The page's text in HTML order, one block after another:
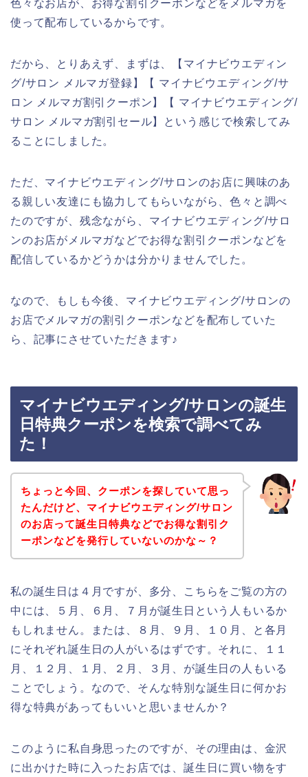
色々なお店が、お得な割引クーポンなどをメルマガを
使って配布しているからです。
だから、とりあえず、まずは、【マイナビウエディン
グ/サロン メルマガ登録】【 マイナビウエディング/サ
ロン メルマガ割引クーポン】【 マイナビウエディング/
サロン メルマガ割引セール】という感じで検索してみ
ることにしました。
ただ、マイナビウエディング/サロンのお店に興味のあ
る親しい友達にも協力してもらいながら、色々と調べ
たのですが、残念ながら、マイナビウエディング/サロ
ンのお店がメルマガなどでお得な割引クーポンなどを
配信しているかどうかは分かりませんでした。
なので、もしも今後、マイナビウエディング/サロンの
お店でメルマガの割引クーポンなどを配布していた
ら、記事にさせていただきます♪
マイナビウエディング/サロンの誕生
日特典クーポンを検索で調べてみ
た！
ちょっと今回、クーポンを探していて思っ
たんだけど、マイナビウエディング/サロン
のお店って誕生日特典などでお得な割引ク
ーポンなどを発行していないのかな～？
私の誕生日は４月ですが、多分、こちらをご覧の方の
中には、５月、６月、７月が誕生日という人もいるか
もしれません。または、８月、９月、１０月、と各月
にそれぞれ誕生日の人がいるはずです。それに、１１
月、１２月、１月、２月、３月、が誕生日の人もいる
ことでしょう。なので、そんな特別な誕生日に何かお
得な特典があってもいいと思いませんか？
このように私自身思ったのですが、その理由は、金沢
に出かけた時に入ったお店では、誕生日に買い物をす